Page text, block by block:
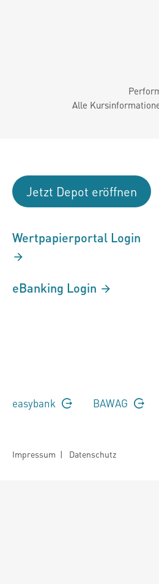
Alle
Jetzt Depot eröffnen
Wertpapierportal Login
eBanking Login
easybank BAWAG
Impressum | Datenschutz